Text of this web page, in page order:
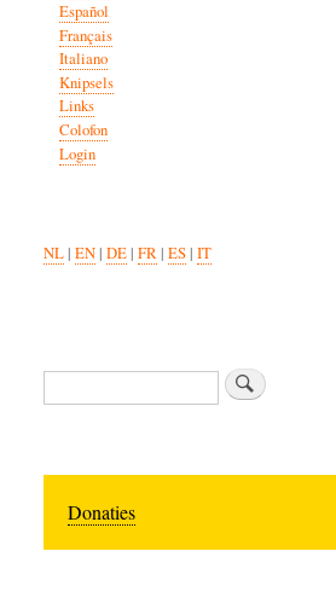
Español
Français
Italiano
Knipsels
Links
Colofon
Login
NL| EN| DE| FR| ES| IT
Search
Donaties